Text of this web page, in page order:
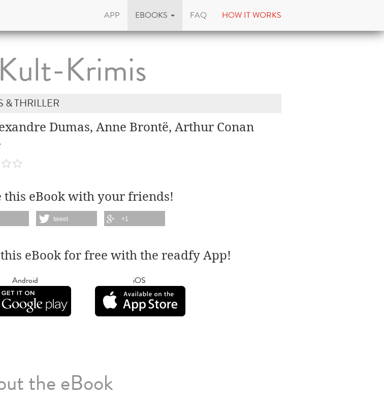
APP EBOOKS FAQ HOW IT WORKS
Krimis
& THRILLER
Dumas, Anne Brontë, Arthur Conan
this eBook with your friends!
tweet +1
this eBook for free with the readfy App!
Android iOS
the eBook